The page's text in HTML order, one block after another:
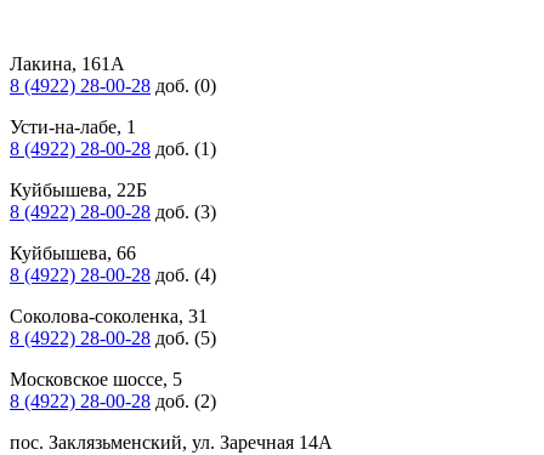
Лакина, 161А
8 (4922) 28-00-28 доб. (0)
Усти-на-лабе, 1
8 (4922) 28-00-28 доб. (1)
Куйбышева, 22Б
8 (4922) 28-00-28 доб. (3)
Куйбышева, 66
8 (4922) 28-00-28 доб. (4)
Соколова-соколенка, 31
8 (4922) 28-00-28 доб. (5)
Московское шоссе, 5
8 (4922) 28-00-28 доб. (2)
пос. Заклязьменский, ул. Заречная 14А